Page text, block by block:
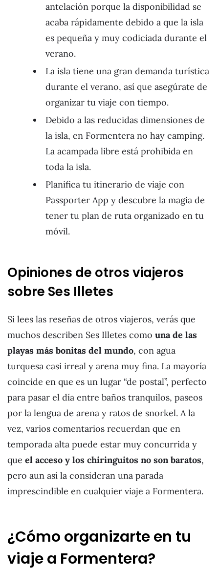
antelación porque la disponibilidad se
acaba rápidamente debido a que la isla
es pequeña y muy codiciada durante el
verano.
La isla tiene una gran demanda turística
durante el verano, así que asegúrate de
organizar tu viaje con tiempo.
Debido a las reducidas dimensiones de
la isla, en Formentera no hay camping.
La acampada libre está prohibida en
toda la isla.
Planifica tu itinerario de viaje con
Passporter App y descubre la magia de
tener tu plan de ruta organizado en tu
móvil.
Opiniones de otros viajeros
sobre Ses Illetes
Si lees las reseñas de otros viajeros, verás que
muchos describen Ses Illetes como una de las
playas más bonitas del mundo, con agua
turquesa casi irreal y arena muy fina. La mayoría
coincide en que es un lugar “de postal”, perfecto
para pasar el día entre baños tranquilos, paseos
por la lengua de arena y ratos de snorkel. A la
vez, varios comentarios recuerdan que en
temporada alta puede estar muy concurrida y
que el acceso y los chiringuitos no son baratos,
pero aun así la consideran una parada
imprescindible en cualquier viaje a Formentera.
¿Cómo organizarte en tu
viaje a Formentera?